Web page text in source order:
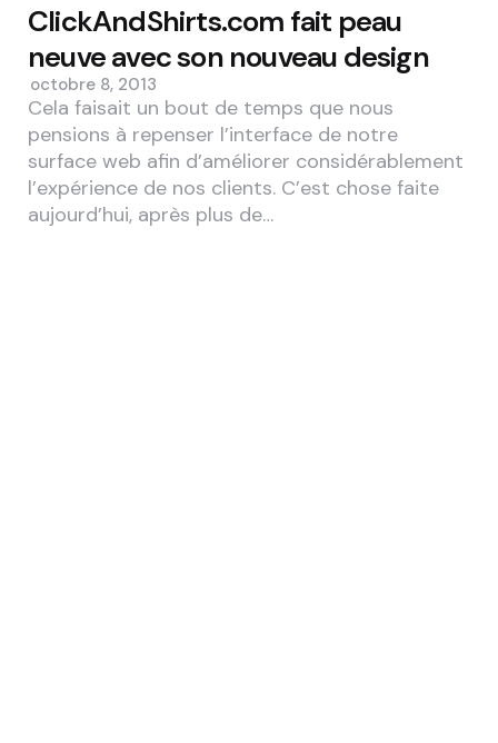
ClickAndShirts.com fait peau
neuve avec son nouveau design
octobre 8, 2013
Cela faisait un bout de temps que nous
pensions à repenser l’interface de notre
surface web afin d’améliorer considérablement
l’expérience de nos clients. C’est chose faite
aujourd’hui, après plus de…